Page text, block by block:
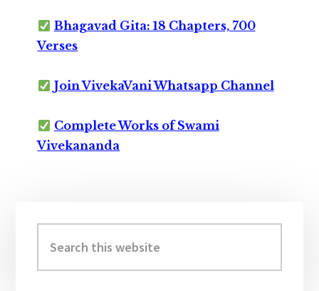
Bhagavad Gita: 18 Chapters, 700
Verses
Join VivekaVani Whatsapp Channel
Complete Works of Swami
Vivekananda
Sidebar
this
website